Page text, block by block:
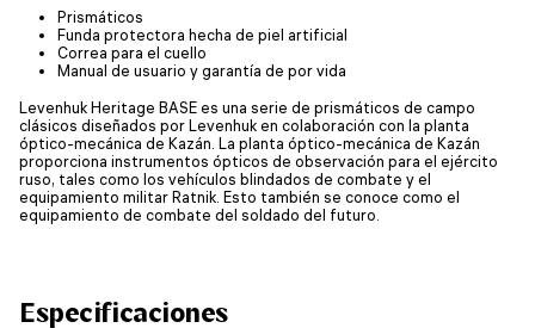
Prismáticos
Funda protectora hecha de piel artificial
Correa para el cuello
Manual de usuario y garantía de por vida
Levenhuk Heritage BASE es una serie de prismáticos de campo
clásicos diseñados por Levenhuk en colaboración con la planta
óptico-mecánica de Kazán. La planta óptico-mecánica de Kazán
proporciona instrumentos ópticos de observación para el ejército
ruso, tales como los vehículos blindados de combate y el
equipamiento militar Ratnik. Esto también se conoce como el
equipamiento de combate del soldado del futuro.
Especificaciones